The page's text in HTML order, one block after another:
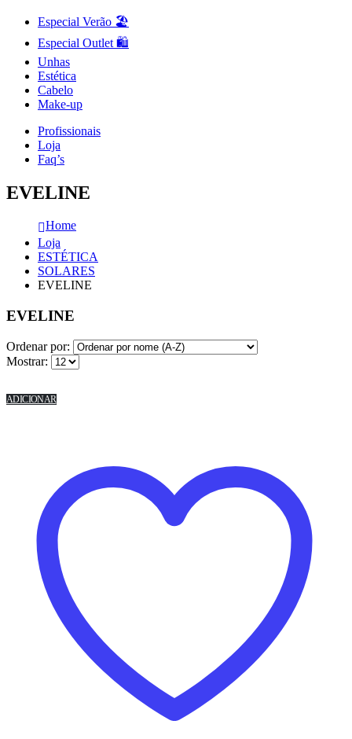
Especial Verão 🏖️
Especial Outlet 🛍️
Unhas
Estética
Cabelo
Make-up
Profissionais
Loja
Faq’s
EVELINE
Home
Loja
ESTÉTICA
SOLARES
EVELINE
EVELINE
Ordenar por:
Mostrar:
ADICIONAR